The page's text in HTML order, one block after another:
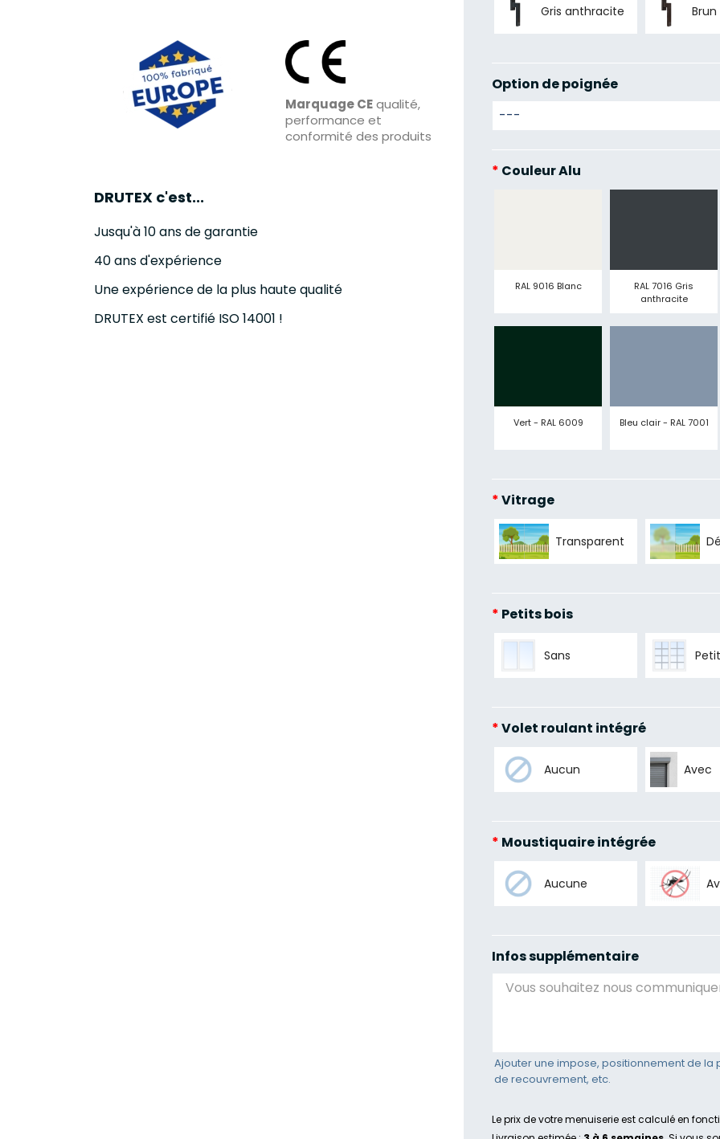
Marquage CEqualité,
performance et
conformité des produits
DRUTEX c'est...
Jusqu'à 10 ans de garantie
40 ans d'expérience
Une expérience de la plus haute qualité
DRUTEX est certifié ISO 14001 !
Gris anthracite Brun
Option de poignée
* Couleur Alu
RAL 9016 Blanc
RAL 7016 Gris
anthracite
Vert - RAL 6009 Bleu clair - RAL 7001
*Vitrage
Transparent
* Petits bois
Sans
*Volet roulant intégré
Aucun Avec
* Moustiquaire intégrée
Aucune
Infos supplémentaire
Ajouter une impose, positionnement de
de recouvrement, etc.
Le prix de votre menuiserie est calculé en